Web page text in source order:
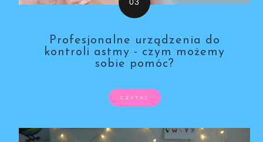
Profesjonalne urządzenia do
kontroli astmy - czym możemy
sobie pomóc?
CZYTAJ